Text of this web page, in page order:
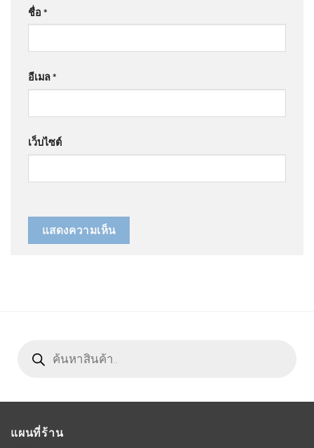
ชื่อ *
อีเมล*
เว็บไซต์
search
แผนที่ร้าน